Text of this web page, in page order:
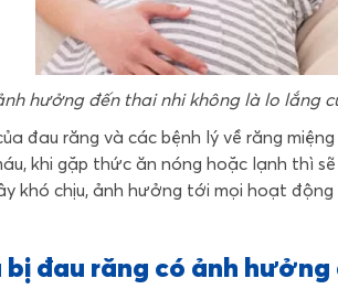
hưởng đến thai nhi không là lo lắng
đau răng và các bệnh lý về răng
khi gặp thức ăn nóng hoặc lạnh thì
khó chịu, ảnh hưởng tới mọi hoạt
bị đau răng có ảnh